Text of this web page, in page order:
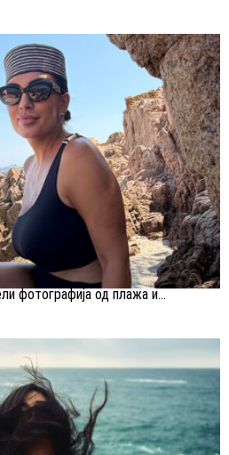
фотографија од плажа и...